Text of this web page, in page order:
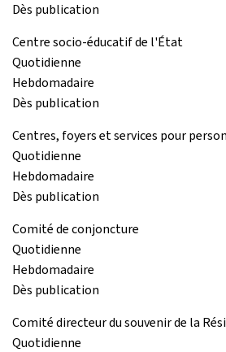
Dès publication
Centre socio-éducatif de l'État
Quotidienne
Hebdomadaire
Dès publication
Centres, foyers et services pour
Quotidienne
Hebdomadaire
Dès publication
Comité de conjoncture
Quotidienne
Hebdomadaire
Dès publication
Comité directeur du souvenir de la
Quotidienne